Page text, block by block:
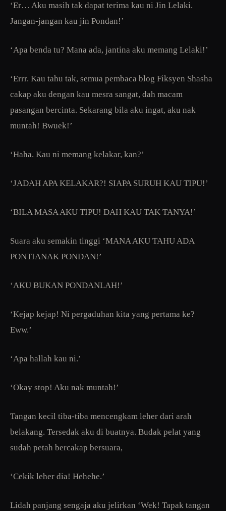
‘Er… Aku masih tak dapat terima kau ni Jin Lelaki.
Jangan-jangan kau jin Pondan!’
‘Apa benda tu? Mana ada, jantina aku memang Lelaki!’
‘Errr. Kau tahu tak, semua pembaca blog Fiksyen Shasha
cakap aku dengan kau mesra sangat, dah macam
pasangan bercinta. Sekarang bila aku ingat, aku nak
muntah! Bwuek!’
‘Haha. Kau ni memang kelakar, kan?’
‘JADAH APA KELAKAR?! SIAPA SURUH KAU TIPU!’
‘BILA MASA AKU TIPU! DAH KAU TAK TANYA!’
Suara aku semakin tinggi ‘MANA AKU TAHU ADA
PONTIANAK PONDAN!’
‘AKU BUKAN PONDANLAH!’
‘Kejap kejap! Ni pergaduhan kita yang pertama ke?
Eww.’
‘Apa hallah kau ni.’
‘Okay stop! Aku nak muntah!’
Tangan kecil tiba-tiba mencengkam leher dari arah
belakang. Tersedak aku di buatnya. Budak pelat yang
sudah petah bercakap bersuara,
‘Cekik leher dia! Hehehe.’
Lidah panjang sengaja aku jelirkan ‘Wek! Tapak tangan